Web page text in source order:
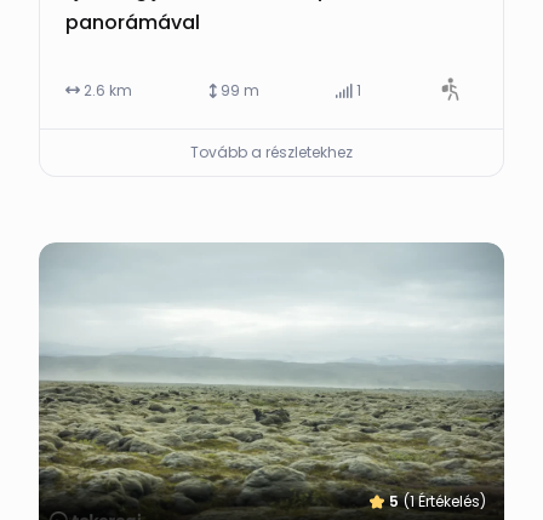
panorámával
2.6 km 99 m 1
Tovább a részletekhez
5 (1 Értékelés)